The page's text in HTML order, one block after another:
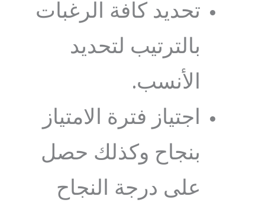
تحديد كافة الرغبات
بالترتيب لتحديد
الأنسب.
اجتياز فترة الامتياز
بنجاح وكذلك حصل
على درجة النجاح